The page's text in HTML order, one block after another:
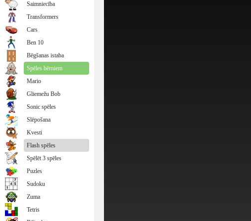
Saimniecība
Transformers
Cars
Ben 10
Bēgšanas istaba
Spēles bērniem
Mario
Gliemežu Bob
Sonic spēles
Slēpošana
Kvesti
Flash spēles
Spēlēt 3 spēles
Puzles
Sudoku
Zuma
Tetris